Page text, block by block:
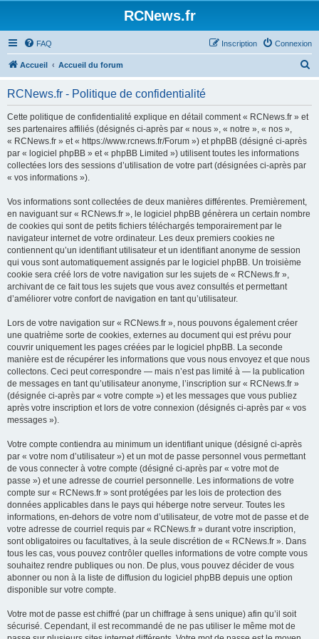
RCNews.fr
FAQ Connexion
Inscription
Accueil Accueil du forum
RCNews.fr - Politique de confidentialité
Cette politique de confidentialité explique en détail comment « RCNews.fr » et
ses partenaires affiliés (désignés ci-après par « nous », « notre », « nos »,
« RCNews.fr » et « https://www.rcnews.fr/Forum ») et phpBB (désigné ci-après
par « logiciel phpBB » et « phpBB Limited ») utilisent toutes les informations
collectées lors des sessions d’utilisation de votre part (désignées ci-après par
« vos informations »).
Vos informations sont collectées de deux manières différentes. Premièrement,
en naviguant sur « RCNews.fr », le logiciel phpBB génèrera un certain nombre
de cookies qui sont de petits fichiers téléchargés temporairement par le
navigateur internet de votre ordinateur. Les deux premiers cookies ne
contiennent qu’un identifiant utilisateur et un identifiant anonyme de session
qui vous sont automatiquement assignés par le logiciel phpBB. Un troisième
cookie sera créé lors de votre navigation sur les sujets de « RCNews.fr »,
archivant de ce fait tous les sujets que vous avez consultés et permettant
d’améliorer votre confort de navigation en tant qu’utilisateur.
Lors de votre navigation sur « RCNews.fr », nous pouvons également créer
une quatrième sorte de cookies, externes au document qui est prévu pour
couvrir uniquement les pages créées par le logiciel phpBB. La seconde
manière est de récupérer les informations que vous nous envoyez et que nous
collectons. Ceci peut correspondre — mais n’est pas limité à — la publication
de messages en tant qu’utilisateur anonyme, l’inscription sur « RCNews.fr »
(désignée ci-après par « votre compte ») et les messages que vous publiez
après votre inscription et lors de votre connexion (désignés ci-après par « vos
messages »).
Votre compte contiendra au minimum un identifiant unique (désigné ci-après
par « votre nom d’utilisateur ») et un mot de passe personnel vous permettant
de vous connecter à votre compte (désigné ci-après par « votre mot de
passe ») et une adresse de courriel personnelle. Les informations de votre
compte sur « RCNews.fr » sont protégées par les lois de protection des
données applicables dans le pays qui héberge notre serveur. Toutes les
informations, en-dehors de votre nom d’utilisateur, de votre mot de passe et de
votre adresse de courriel requis par « RCNews.fr » durant votre inscription,
sont obligatoires ou facultatives, à la seule discrétion de « RCNews.fr ». Dans
tous les cas, vous pouvez contrôler quelles informations de votre compte vous
souhaitez rendre publiques ou non. De plus, vous pouvez décider de vous
abonner ou non à la liste de diffusion du logiciel phpBB depuis une option
disponible sur votre compte.
Votre mot de passe est chiffré (par un chiffrage à sens unique) afin qu’il soit
sécurisé. Cependant, il est recommandé de ne pas utiliser le même mot de
Panneau de gestion des cookies